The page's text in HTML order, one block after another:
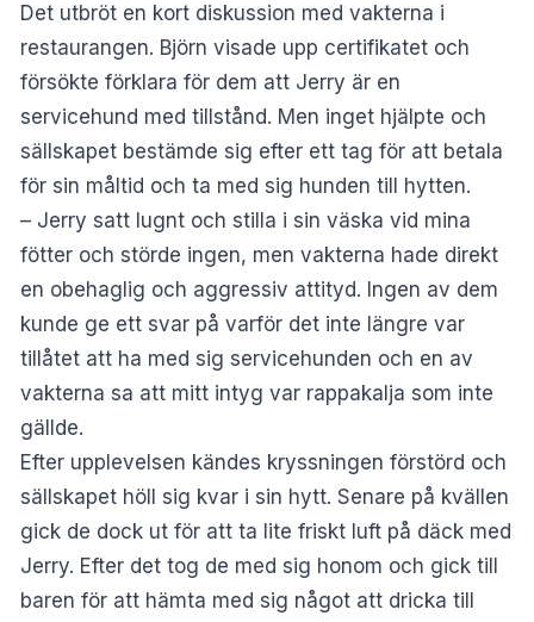
Det utbröt en kort diskussion med vakterna i
restaurangen. Björn visade upp certifikatet och
försökte förklara för dem att Jerry är en
servicehund med tillstånd. Men inget hjälpte och
sällskapet bestämde sig efter ett tag för att betala
för sin måltid och ta med sig hunden till hytten.
– Jerry satt lugnt och stilla i sin väska vid mina
fötter och störde ingen, men vakterna hade direkt
en obehaglig och aggressiv attityd. Ingen av dem
kunde ge ett svar på varför det inte längre var
tillåtet att ha med sig servicehunden och en av
vakterna sa att mitt intyg var rappakalja som inte
gällde.
Efter upplevelsen kändes kryssningen förstörd och
sällskapet höll sig kvar i sin hytt. Senare på kvällen
gick de dock ut för att ta lite friskt luft på däck med
Jerry. Efter det tog de med sig honom och gick till
baren för att hämta med sig något att dricka till